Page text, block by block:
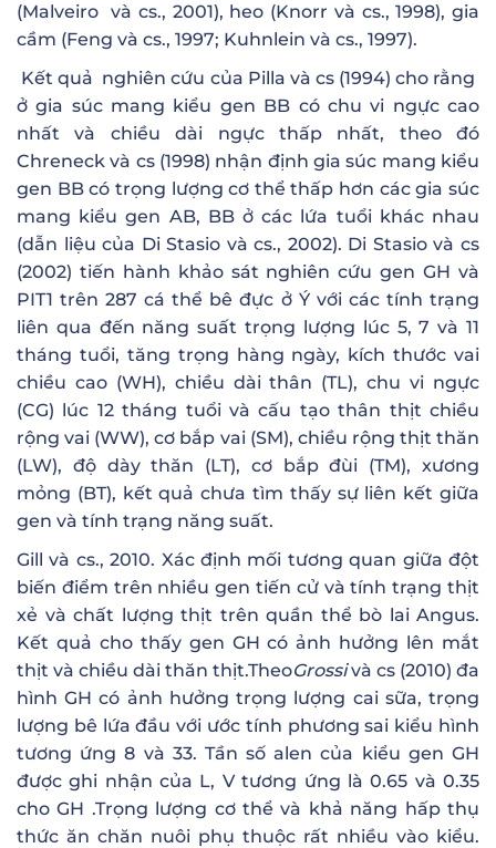
(Malveiro và cs., 2001), heo (Knorr và cs., 1998), gia
cầm (Feng và cs., 1997; Kuhnlein và cs., 1997).
Kết quả nghiên cứu của Pilla và cs (1994) cho rằng
ở gia súc mang kiểu gen BB có chu vi ngực cao
nhất và chiều dài ngực thấp nhất, theo đó
Chreneck và cs (1998) nhận định gia súc mang kiểu
gen BB có trọng lượng cơ thể thấp hơn các gia súc
mang kiểu gen AB, BB ở các lứa tuổi khác nhau
(dẫn liệu của Di Stasio và cs., 2002). Di Stasio và cs
(2002) tiến hành khảo sát nghiên cứu gen GH và
PIT1 trên 287 cá thể bê đực ở Ý với các tính trạng
liên qua đến năng suất trọng lượng lúc 5, 7 và 11
tháng tuổi, tăng trọng hàng ngày, kích thước vai
chiều cao (WH), chiều dài thân (TL), chu vi ngực
(CG) lúc 12 tháng tuổi và cấu tạo thân thịt chiều
rộng vai (WW), cơ bắp vai (SM), chiều rộng thịt thăn
(LW), độ dày thăn (LT), cơ bắp đùi (TM), xương
mỏng (BT), kết quả chưa tìm thấy sự liên kết giữa
gen và tính trạng năng suất.
Gill và cs., 2010. Xác định mối tương quan giữa đột
biến điểm trên nhiều gen tiến cử và tính trạng thịt
xẻ và chất lượng thịt trên quần thể bò lai Angus.
Kết quả cho thấy gen GH có ảnh hưởng lên mắt
thịt và chiều dài thăn thịt.TheoGrossivà cs (2010) đa
hình GH có ảnh hưởng trọng lượng cai sữa, trọng
lượng bê lứa đầu với ước tính phương sai kiểu hình
tương ứng 8 và 33. Tần số alen của kiểu gen GH
được ghi nhận của L, V tương ứng là 0.65 và 0.35
cho GH .Trọng lượng cơ thể và khả năng hấp thụ
thức ăn chăn nuôi phụ thuộc rất nhiều vào kiểu.